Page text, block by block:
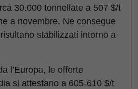
30.000 tonnellate a 507 $/t
a novembre. Ne consegue
stabilizzati intorno a
l’Europa, le offerte
si attestano a 605-610 $/t